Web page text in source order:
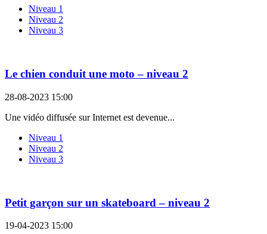
Niveau 1
Niveau 2
Niveau 3
Le chien conduit une moto – niveau 2
28-08-2023 15:00
Une vidéo diffusée sur Internet est devenue...
Niveau 1
Niveau 2
Niveau 3
Petit garçon sur un skateboard – niveau 2
19-04-2023 15:00